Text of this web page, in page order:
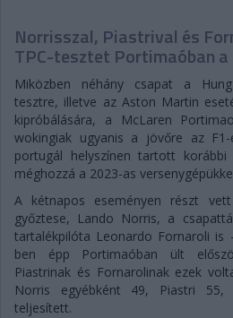
Norrisszal, Piastrival és
TPC-tesztet Portimaóban a
Miközben néhány csapat a
tesztre, illetve az Aston Martin
kipróbálására, a McLaren
wokingiak ugyanis a jövőre az
portugál helyszínen tartott
méghozzá a 2023-as
A kétnapos eseményen részt
győztese, Lando Norris, a
tartalékpilóta Leonardo Fornaroli is
ben épp Portimaóban ült
Piastrinak és Fornarolinak ezek
Norris egyébként 49, Piastri
teljesített.